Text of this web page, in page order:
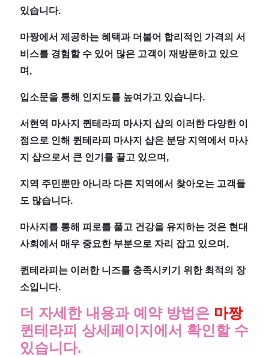
있습니다.
마짱에서 제공하는 혜택과 더불어 합리적인 가격의 서
비스를 경험할 수 있어 많은 고객이 재방문하고 있으
며,
입소문을 통해 인지도를 높여가고 있습니다.
서현역 마사지 퀸테라피 마사지 샵의 이러한 다양한 이
점으로 인해 퀸테라피 마사지 샵은 분당 지역에서 마사
지 샵으로서 큰 인기를 끌고 있으며,
지역 주민뿐만 아니라 다른 지역에서 찾아오는 고객들
도 많습니다.
마사지를 통해 피로를 풀고 건강을 유지하는 것은 현대
사회에서 매우 중요한 부분으로 자리 잡고 있으며,
퀸테라피는 이러한 니즈를 충족시키기 위한 최적의 장
소입니다.
더 자세한 내용과 예약 방법은 마짱
퀸테라피 상세페이지에서 확인할 수
있습니다.